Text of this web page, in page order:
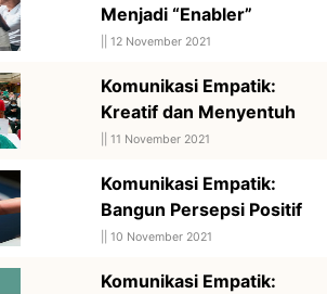
Menjadi “Enabler”
12 November 2021
Komunikasi Empatik:
Kreatif dan Menyentuh
11 November 2021
Komunikasi Empatik:
Bangun Persepsi Positif
10 November 2021
Komunikasi Empatik: